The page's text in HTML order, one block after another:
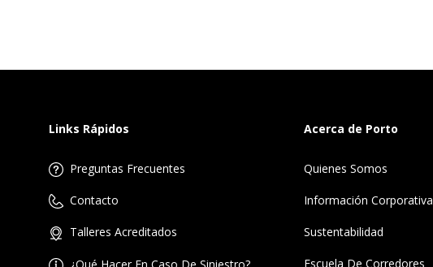
Links Rápidos
Preguntas Frecuentes
Contacto
Talleres Acreditados
Acerca de Porto
Quienes Somos
Información Corporativa
Sustentabilidad
Escuela De Corredores